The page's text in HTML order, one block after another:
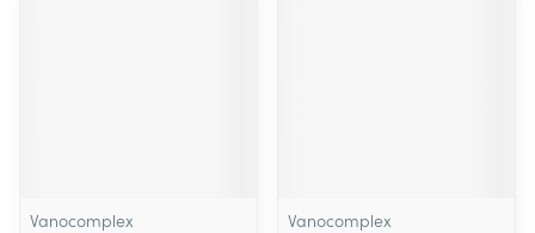
Vanocomplex
Vanocomplex